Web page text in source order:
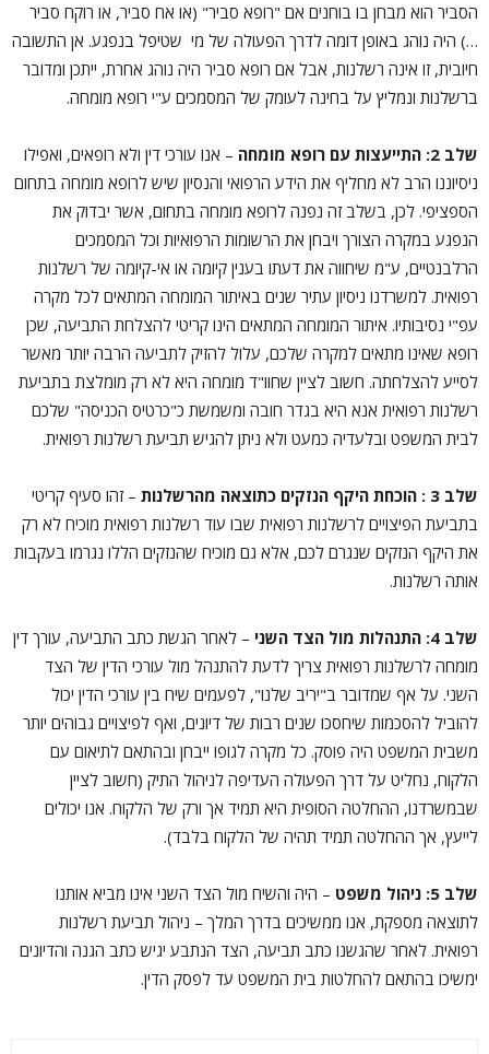
הסביר הוא מבחן בו בוחנים אם "רופא סביר" (או אח סביר, או רוקח סביר
…) היה נוהג באופן דומה לדרך הפעולה של מי שטיפל בנפגע. אן התשובה
חיובית, זו אינה רשלנות, אבל אם רופא סביר היה נוהג אחרת, ייתכן ומדובר
ברשלנות ונמליץ על בחינה לעומק של המסמכים ע"י רופא מומחה.
שלב 2: התייעצות עם רופא מומחה
– אנו עורכי דין ולא רופאים, ואפילו
ניסיוננו הרב לא מחליף את הידע הרפואי והנסיון שיש לרופא מומחה בתחום
הספציפי. לכן, בשלב זה נפנה לרופא מומחה בתחום, אשר יבדוק את
הנפגע במקרה הצורך ויבחן את הרשומות הרפואיות וכל המסמכים
הרלבנטיים, ע"מ שיחווה את דעתו בענין קיומה או אי-קיומה של רשלנות
רפואית. למשרדנו ניסיון עתיר שנים באיתור המומחה המתאים לכל מקרה
עפ"י נסיבותיו. איתור המומחה המתאים הינו קריטי להצלחת התביעה, שכן
רופא שאינו מתאים למקרה שלכם, עלול להזיק לתביעה הרבה יותר מאשר
לסייע להצלחתה. חשוב לציין שחוו"ד מומחה היא לא רק מומלצת בתביעת
רשלנות רפואית אנא היא בגדר חובה ומשמשת כ"כרטיס הכניסה" שלכם
לבית המשפט ובלעדיה כמעט ולא ניתן להגיש תביעת רשלנות רפואית.
שלב 3 : הוכחת היקף הנזקים כתוצאה מהרשלנות
– זהו סעיף קריטי
בתביעת הפיצויים לרשלנות רפואית שבו עוד רשלנות רפואית מוכיח לא רק
את היקף הנזקים שנגרם לכם, אלא גם מוכיח שהנזקים הללו נגרמו בעקבות
אותה רשלנות.
שלב 4: התנהלות מול הצד השני
– לאחר הגשת כתב התביעה, עורך דין
מומחה לרשלנות רפואית צריך לדעת להתנהל מול עורכי הדין של הצד
השני. על אף שמדובר ב"יריב שלנו", לפעמים שיח בין עורכי הדין יכול
להוביל להסכמות שיחסכו שנים רבות של דיונים, ואף לפיצויים גבוהים יותר
משבית המשפט היה פוסק. כל מקרה לגופו ייבחן ובהתאם לתיאום עם
הלקוח, נחליט על דרך הפעולה העדיפה לניהול התיק (חשוב לציין
שבמשרדנו, ההחלטה הסופית היא תמיד אך ורק של הלקוח. אנו יכולים
לייעץ, אך ההחלטה תמיד תהיה של הלקוח בלבד).
שלב 5: ניהול משפט
– היה והשיח מול הצד השני אינו מביא אותנו
לתוצאה מספקת, אנו ממשיכים בדרך המלך – ניהול תביעת רשלנות
רפואית. לאחר שהגשנו כתב תביעה, הצד הנתבע יגיש כתב הגנה והדיונים
ימשיכו בהתאם להחלטות בית המשפט עד לפסק הדין.